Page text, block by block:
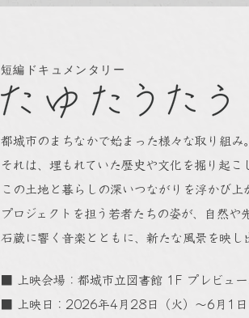
短編ドキュメンタリー
都城市のまちなかで始まった様々な取り組み。
それは、埋もれていた歴史や文化を掘り起こ
この土地と暮らしの深いつながりを浮かび上
プロジェクトを担う若者たちの姿が、自然や
石蔵に響く音楽とともに、新たな風景を映し
■ 上映会場：都城市立図書館 1F プレビュー
■ 上映日：2026年4月28日（火）〜6月1日